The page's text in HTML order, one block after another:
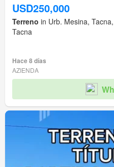
USD250,000
Terreno in Urb. Mesina,
Tacna
Hace 8 días
AZIENDA